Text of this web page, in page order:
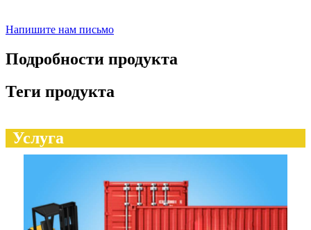
Напишите нам письмо
Подробности продукта
Теги продукта
Услуга